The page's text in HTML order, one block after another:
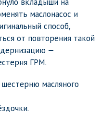
маслонасос и
способ,
от повторения такой
—
ГРМ.
масляного